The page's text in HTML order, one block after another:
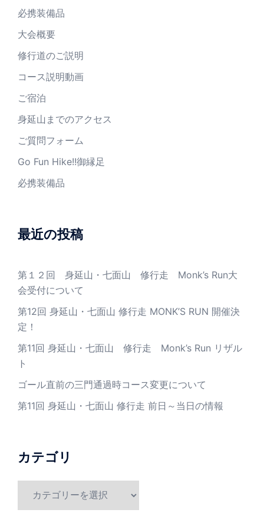
必携装備品
大会概要
修行道のご説明
コース説明動画
ご宿泊
身延山までのアクセス
ご質問フォーム
Go Fun Hike!!御縁足
必携装備品
最近の投稿
第１２回 身延山・七面山 修行走 Monk’s Run大
会受付について
第12回 身延山・七面山 修行走 MONK’S RUN 開催決
定！
第11回 身延山・七面山 修行走 Monk’s Run リザル
ト
ゴール直前の三門通過時コース変更について
第11回 身延山・七面山 修行走 前日～当日の情報
カテゴリ